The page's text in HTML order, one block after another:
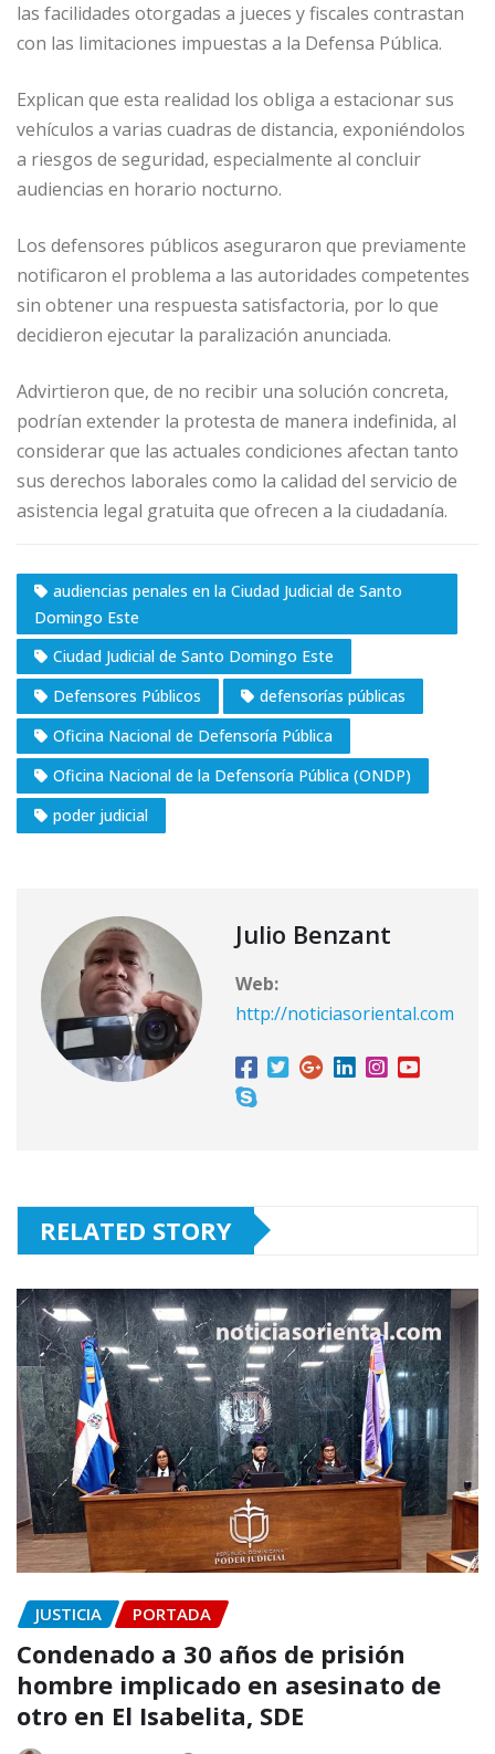
las facilidades otorgadas a jueces y fiscales contrastan
con las limitaciones impuestas a la Defensa Pública.
Explican que esta realidad los obliga a estacionar sus
vehículos a varias cuadras de distancia, exponiéndolos
a riesgos de seguridad, especialmente al concluir
audiencias en horario nocturno.
Los defensores públicos aseguraron que previamente
notificaron el problema a las autoridades competentes
sin obtener una respuesta satisfactoria, por lo que
decidieron ejecutar la paralización anunciada.
Advirtieron que, de no recibir una solución concreta,
podrían extender la protesta de manera indefinida, al
considerar que las actuales condiciones afectan tanto
sus derechos laborales como la calidad del servicio de
asistencia legal gratuita que ofrecen a la ciudadanía.
audiencias penales en la Ciudad Judicial de Santo
Domingo Este
Ciudad Judicial de Santo Domingo Este
Defensores Públicos
defensorías públicas
Oficina Nacional de Defensoría Pública
Oficina Nacional de la Defensoría Pública (ONDP)
poder judicial
Julio Benzant
Web:
http://noticiasoriental.com
RELATED STORY
JUSTICIA PORTADA
Condenado a 30 años de prisión
hombre implicado en asesinato de
otro en El Isabelita, SDE